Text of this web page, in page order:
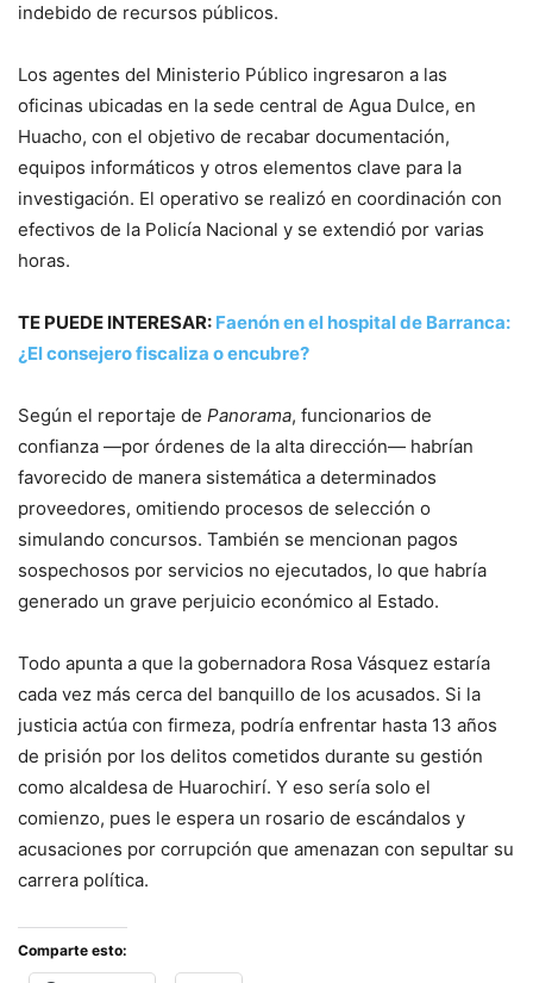
indebido de recursos públicos.
Los agentes del Ministerio Público ingresaron a las
oficinas ubicadas en la sede central de Agua Dulce, en
Huacho, con el objetivo de recabar documentación,
equipos informáticos y otros elementos clave para la
investigación. El operativo se realizó en coordinación con
efectivos de la Policía Nacional y se extendió por varias
horas.
TE PUEDE INTERESAR: Faenón en el hospital de Barranca:
¿El consejero fiscaliza o encubre?
Según el reportaje de Panorama, funcionarios de
confianza —por órdenes de la alta dirección— habrían
favorecido de manera sistemática a determinados
proveedores, omitiendo procesos de selección o
simulando concursos. También se mencionan pagos
sospechosos por servicios no ejecutados, lo que habría
generado un grave perjuicio económico al Estado.
Todo apunta a que la gobernadora Rosa Vásquez estaría
cada vez más cerca del banquillo de los acusados. Si la
justicia actúa con firmeza, podría enfrentar hasta 13 años
de prisión por los delitos cometidos durante su gestión
como alcaldesa de Huarochirí. Y eso sería solo el
comienzo, pues le espera un rosario de escándalos y
acusaciones por corrupción que amenazan con sepultar su
carrera política.
Comparte esto: